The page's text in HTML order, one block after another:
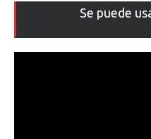
Se puede